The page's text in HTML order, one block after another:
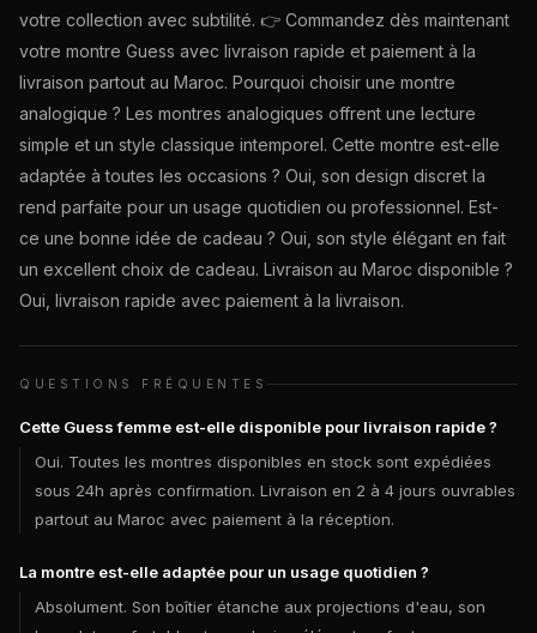
votre collection avec subtilité. 👉 Commandez dès maintenant
votre montre Guess avec livraison rapide et paiement à la
livraison partout au Maroc. Pourquoi choisir une montre
analogique ? Les montres analogiques offrent une lecture
simple et un style classique intemporel. Cette montre est-elle
adaptée à toutes les occasions ? Oui, son design discret la
rend parfaite pour un usage quotidien ou professionnel. Est-
ce une bonne idée de cadeau ? Oui, son style élégant en fait
un excellent choix de cadeau. Livraison au Maroc disponible ?
Oui, livraison rapide avec paiement à la livraison.
QUESTIONS FRÉQUENTES
Cette Guess femme est-elle disponible pour livraison rapide ?
Oui. Toutes les montres disponibles en stock sont expédiées
sous 24h après confirmation. Livraison en 2 à 4 jours ouvrables
partout au Maroc avec paiement à la réception.
La montre est-elle adaptée pour un usage quotidien ?
Absolument. Son boîtier étanche aux projections d'eau, son